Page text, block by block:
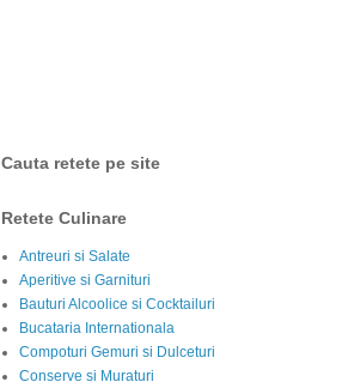
Cauta retete pe site
Retete Culinare
Antreuri si Salate
Aperitive si Garnituri
Bauturi Alcoolice si Cocktailuri
Bucataria Internationala
Compoturi Gemuri si Dulceturi
Conserve si Muraturi